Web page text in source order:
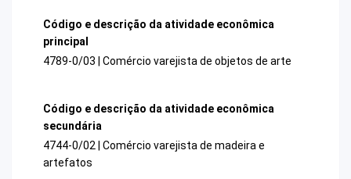
Código e descrição da atividade econômica
principal
4789-0/03 | Comércio varejista de objetos de arte
Código e descrição da atividade econômica
secundária
4744-0/02 | Comércio varejista de madeira e
artefatos